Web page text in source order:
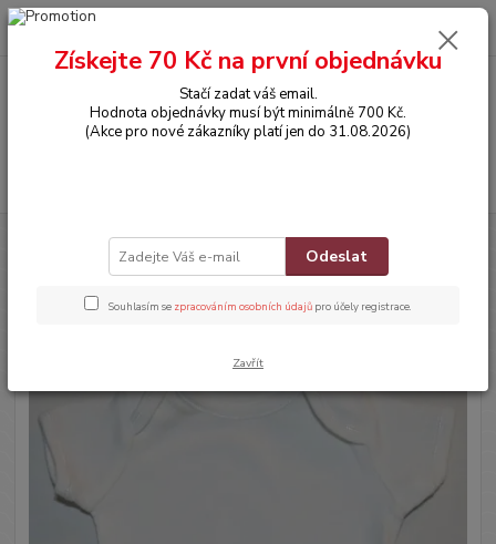
0,00 Kč
OBLEČENÍ Bodyčko s krátkým rukávem
Bodyčko s krátkým rukávem
Získejte 70 Kč na první objednávku
Stačí zadat váš email.
Hodnota objednávky musí být minimálně 700 Kč.
(Akce pro nové zákazníky platí jen do 31.08.2026)
Odeslat
Souhlasím se zpracováním osobních údajů pro účely registrace.
Zavřít